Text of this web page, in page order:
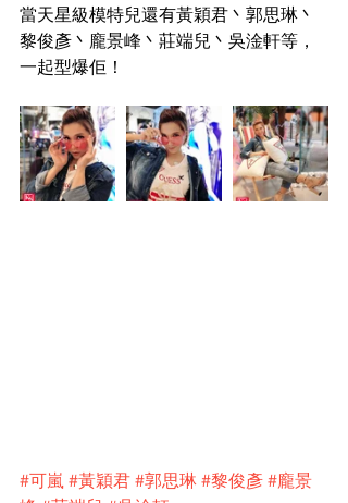
當天星級模特兒還有黃穎君丶郭思琳丶
黎俊彥丶龐景峰丶莊端兒丶吳淦軒等，
一起型爆佢！
#可嵐 #黃穎君 #郭思琳 #黎俊彥 #龐景